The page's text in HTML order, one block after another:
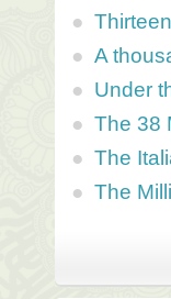
A
Under
The 38
The
The